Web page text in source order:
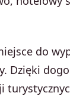
do
Dzięki